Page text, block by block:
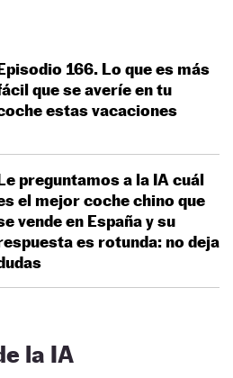
166. Lo que es más
que se averíe en tu
estas vacaciones
preguntamos a la IA cuál
el mejor coche chino que
vende en España y su
es rotunda: no deja
la IA